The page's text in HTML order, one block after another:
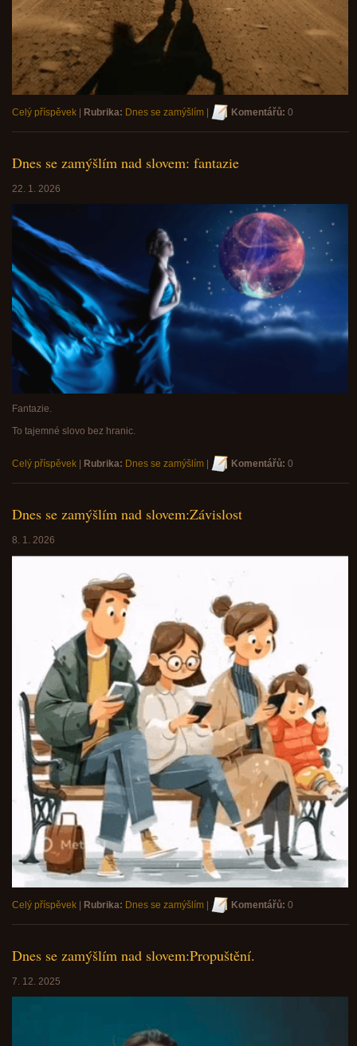
Celý příspěvek Rubrika: Dnes se zamýšlím Komentářů: 0
Dnes se zamýšlím nad slovem: fantazie
22. 1. 2026
Fantazie.
To tajemné slovo bez hranic.
Celý příspěvek | Rubrika: Dnes se zamýšlím | Komentářů: 0
Dnes se zamýšlím nad slovem:Závislost
8. 1. 2026
Celý příspěvek Rubrika: Dnes se zamýšlím Komentářů: 0
Dnes se zamýšlím nad slovem:Propuštění.
7. 12. 2025